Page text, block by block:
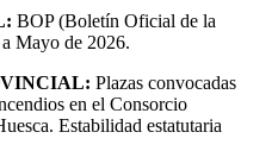
BOP (Boletín Oficial de la
Mayo de 2026.
Plazas convocadas
en el Consorcio
Estabilidad estatutaria